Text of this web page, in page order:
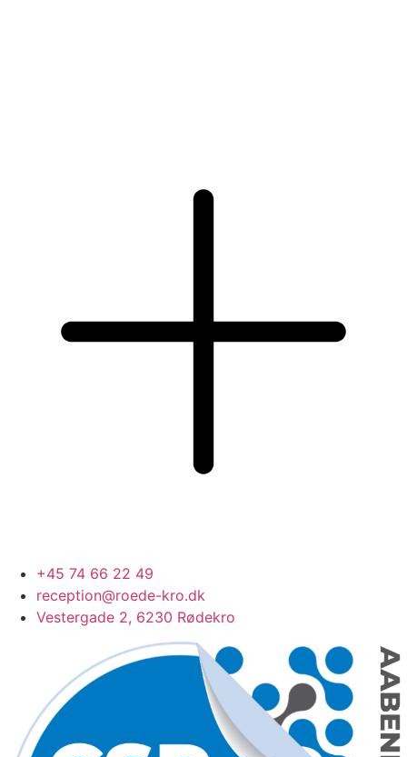
+45 74 66 22 49
reception@roede-kro.dk
Vestergade 2, 6230 Rødekro